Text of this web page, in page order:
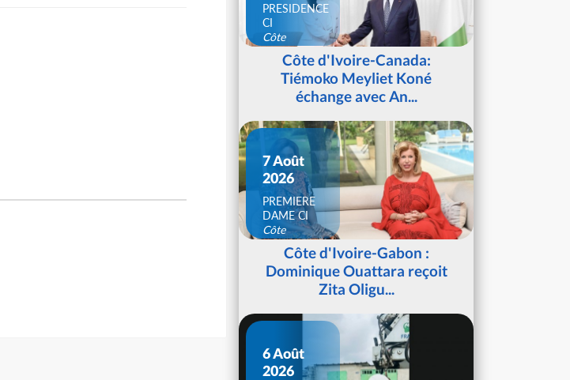
PRESIDENCE
CI
Côte
d'IvoireCôte d'Ivoire-Canada:
Tiémoko Meyliet Koné
échange avec An...
7 Août
2026
PREMIERE
DAME CI
Côte
d'IvoireCôte d'Ivoire-Gabon :
Dominique Ouattara reçoit
Zita Oligu...
6 Août
2026